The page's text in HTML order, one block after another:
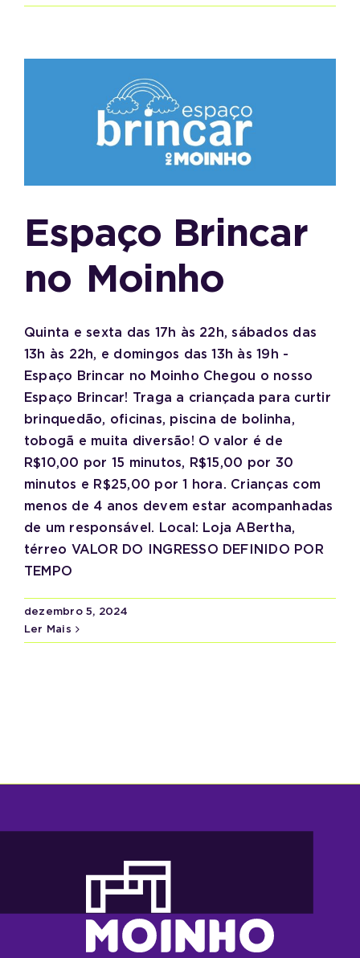
Espaço Brincar
no Moinho
Quinta e sexta das 17h às 22h, sábados das
13h às 22h, e domingos das 13h às 19h -
Espaço Brincar no Moinho Chegou o nosso
Espaço Brincar! Traga a criançada para curtir
brinquedão, oficinas, piscina de bolinha,
tobogã e muita diversão! O valor é de
R$10,00 por 15 minutos, R$15,00 por 30
minutos e R$25,00 por 1 hora. Crianças com
menos de 4 anos devem estar acompanhadas
de um responsável. Local: Loja ABertha,
térreo VALOR DO INGRESSO DEFINIDO POR
TEMPO
dezembro 5, 2024
Ler Mais